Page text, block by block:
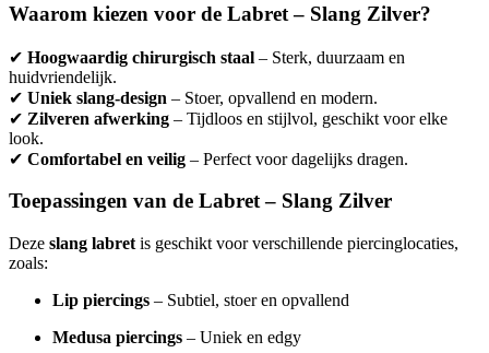
Waarom kiezen voor de Labret – Slang Zilver?
✔ Hoogwaardig chirurgisch staal – Sterk, duurzaam en
huidvriendelijk.
✔ Uniek slang-design – Stoer, opvallend en modern.
✔ Zilveren afwerking – Tijdloos en stijlvol, geschikt voor elke
look.
✔ Comfortabel en veilig – Perfect voor dagelijks dragen.
Toepassingen van de Labret – Slang Zilver
Deze slang labret is geschikt voor verschillende piercinglocaties,
zoals:
Lip piercings – Subtiel, stoer en opvallend
Medusa piercings – Uniek en edgy